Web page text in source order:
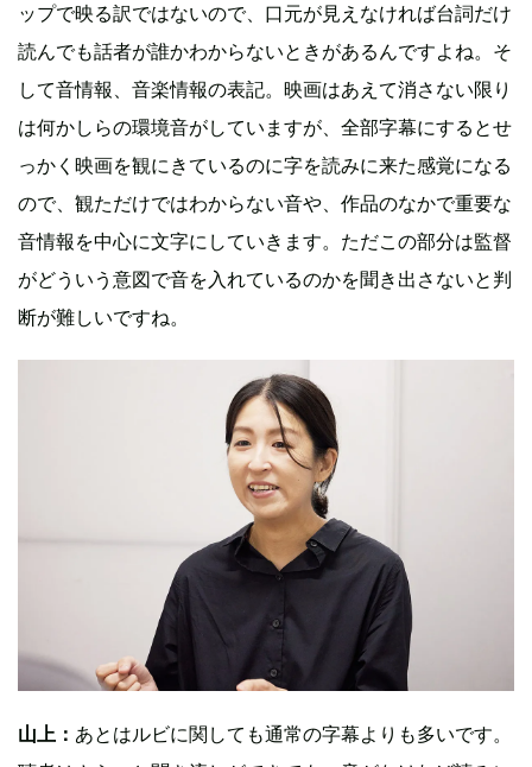
ップで映る訳ではないので、口元が見えなければ台詞だけ
読んでも話者が誰かわからないときがあるんですよね。そ
して音情報、音楽情報の表記。映画はあえて消さない限り
は何かしらの環境音がしていますが、全部字幕にするとせ
っかく映画を観にきているのに字を読みに来た感覚になる
ので、観ただけではわからない音や、作品のなかで重要な
音情報を中心に文字にしていきます。ただこの部分は監督
がどういう意図で音を入れているのかを聞き出さないと判
断が難しいですね。
山上： あとはルビに関しても通常の字幕よりも多いです。